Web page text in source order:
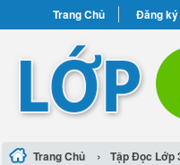
Trang Chủ Đăng ký
Trang Chủ › Tập Đọc Lớp